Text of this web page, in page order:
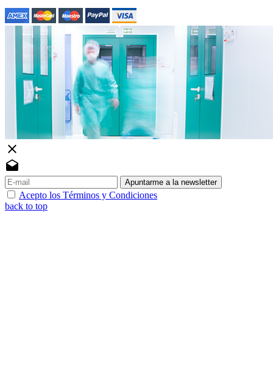
close
drafts
Apuntarme a la newsletter
Acepto los Términos y Condiciones
back to top